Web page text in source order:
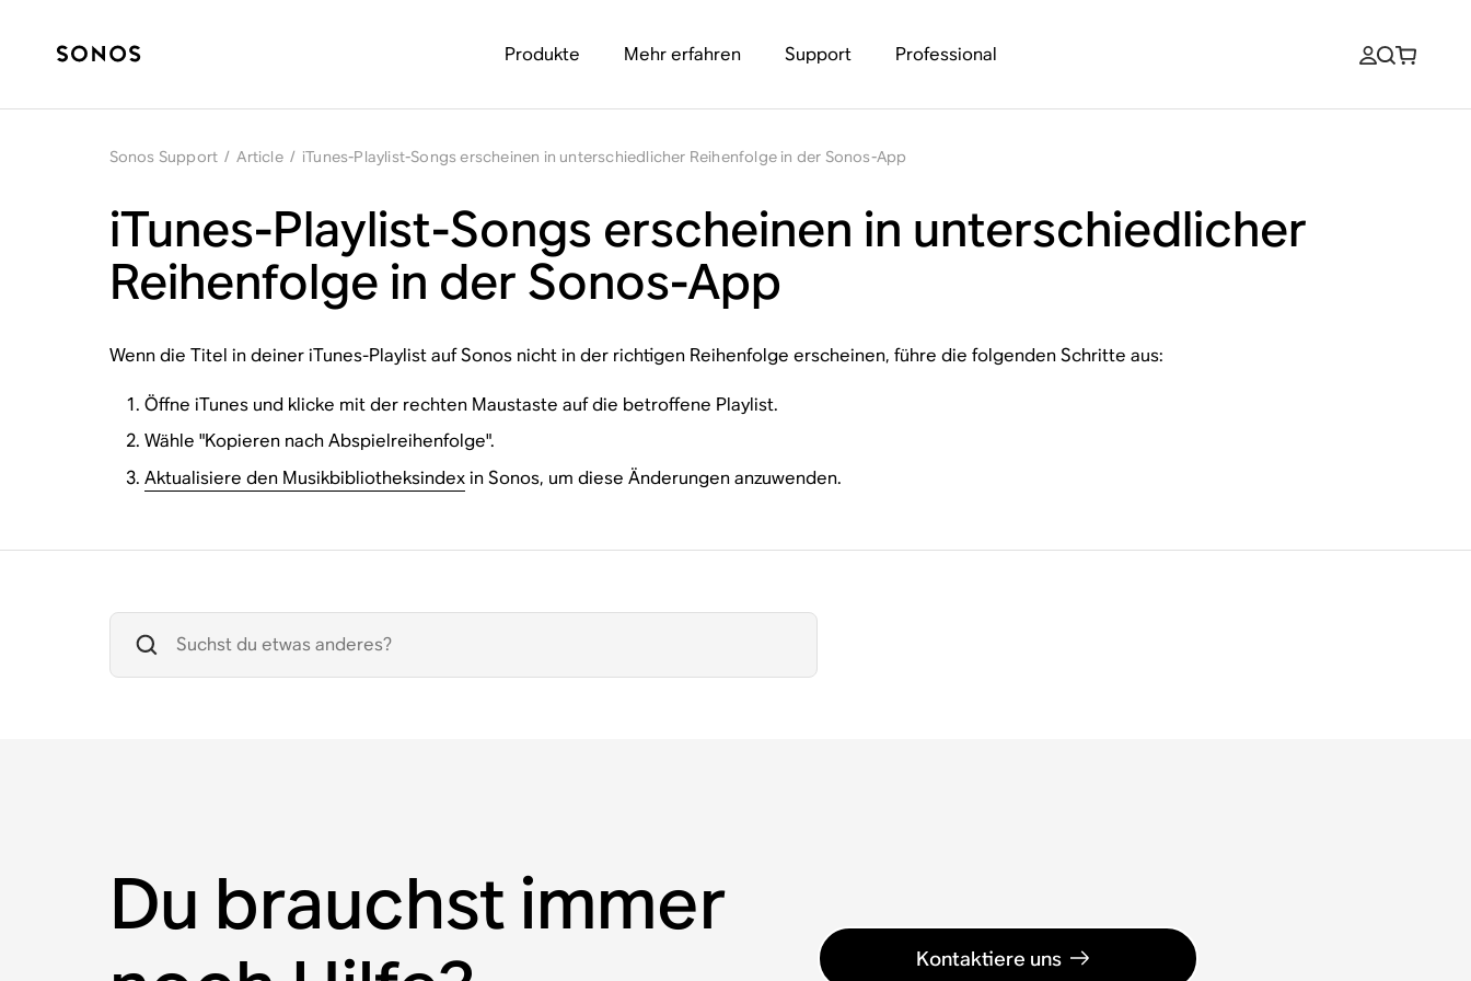
Produkte Mehr erfahren Support Professional
Sonos Support / Article / iTunes-Playlist-Songs erscheinen in unterschiedlicher Reihenfolge in der Sonos-App
iTunes-Playlist-Songs erscheinen in unterschiedlicher
Reihenfolge in der Sonos-App
Wenn die Titel in deiner iTunes-Playlist auf Sonos nicht in der richtigen Reihenfolge erscheinen, führe die folgenden Schritte aus:
Öffne iTunes und klicke mit der rechten Maustaste auf die betroffene Playlist.
Wähle "Kopieren nach Abspielreihenfolge".
Aktualisiere den Musikbibliotheksindexin Sonos, um diese Änderungen anzuwenden.
Du brauchst immer
Kontaktiere uns